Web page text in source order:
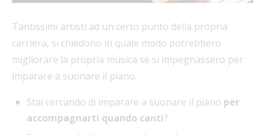
Tantissimi artisti ad un certo punto della propria
carriera, si chiedono in quale modo potrebbero
migliorare la propria musica se si impegnassero per
imparare a suonare il piano.
Stai cercando di imparare a suonare il piano per
accompagnarti quando canti?